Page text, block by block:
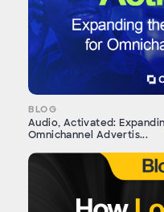
BLOG
Audio, Activated:
Omnichannel Advertis...